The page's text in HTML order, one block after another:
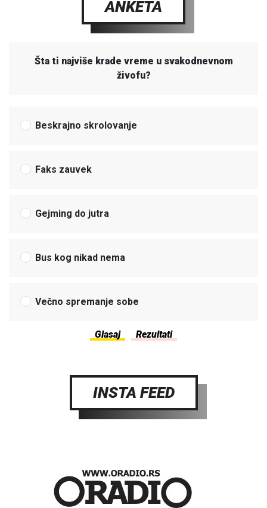
ANKETA
Šta ti najviše krade vreme u svakodnevnom
živofu?
Beskrajno skrolovanje
Faks zauvek
Gejming do jutra
Bus kog nikad nema
Večno spremanje sobe
INSTA FEED